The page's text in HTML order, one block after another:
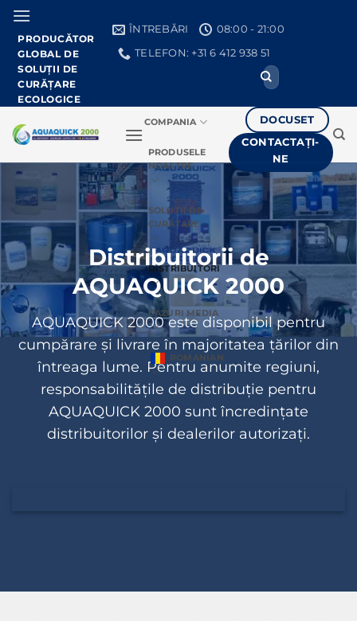
Treci
conținut
PRODUCĂTOR
GLOBAL DE
SOLUȚII DE
CURĂȚARE
ECOLOGICE
ÎNTREBĂRI
08:00 - 21:00
TELEFON: +31 6 412 938 51
Căutați:
COMPANIA
PRODUSELE
NOASTRE
SOLUȚII DE
CURĂȚARE
DISTRIBUITORI
CAZURI MEDIA
ROMANIAN
DOCUSET
CONTACTAȚI-
NE
Distribuitorii de
AQUAQUICK 2000
AQUAQUICK 2000 este disponibil pentru
cumpărare și livrare în majoritatea țărilor din
întreaga lume. Pentru anumite regiuni,
responsabilitățile de distribuție pentru
AQUAQUICK 2000 sunt încredințate
distribuitorilor și dealerilor autorizați.